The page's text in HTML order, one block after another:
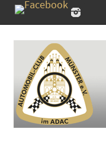
Zum
Inhalt
springen